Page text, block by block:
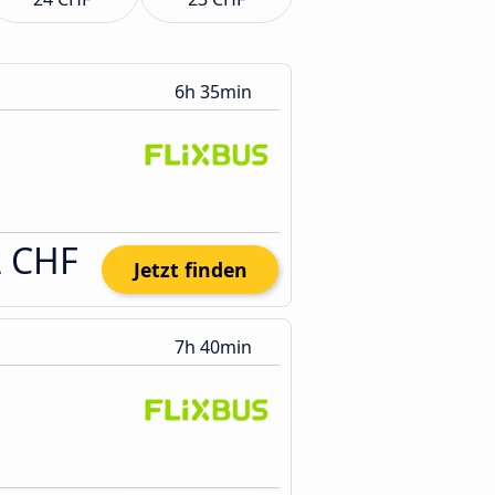
6h 35min
Jetzt finden
7h 40min